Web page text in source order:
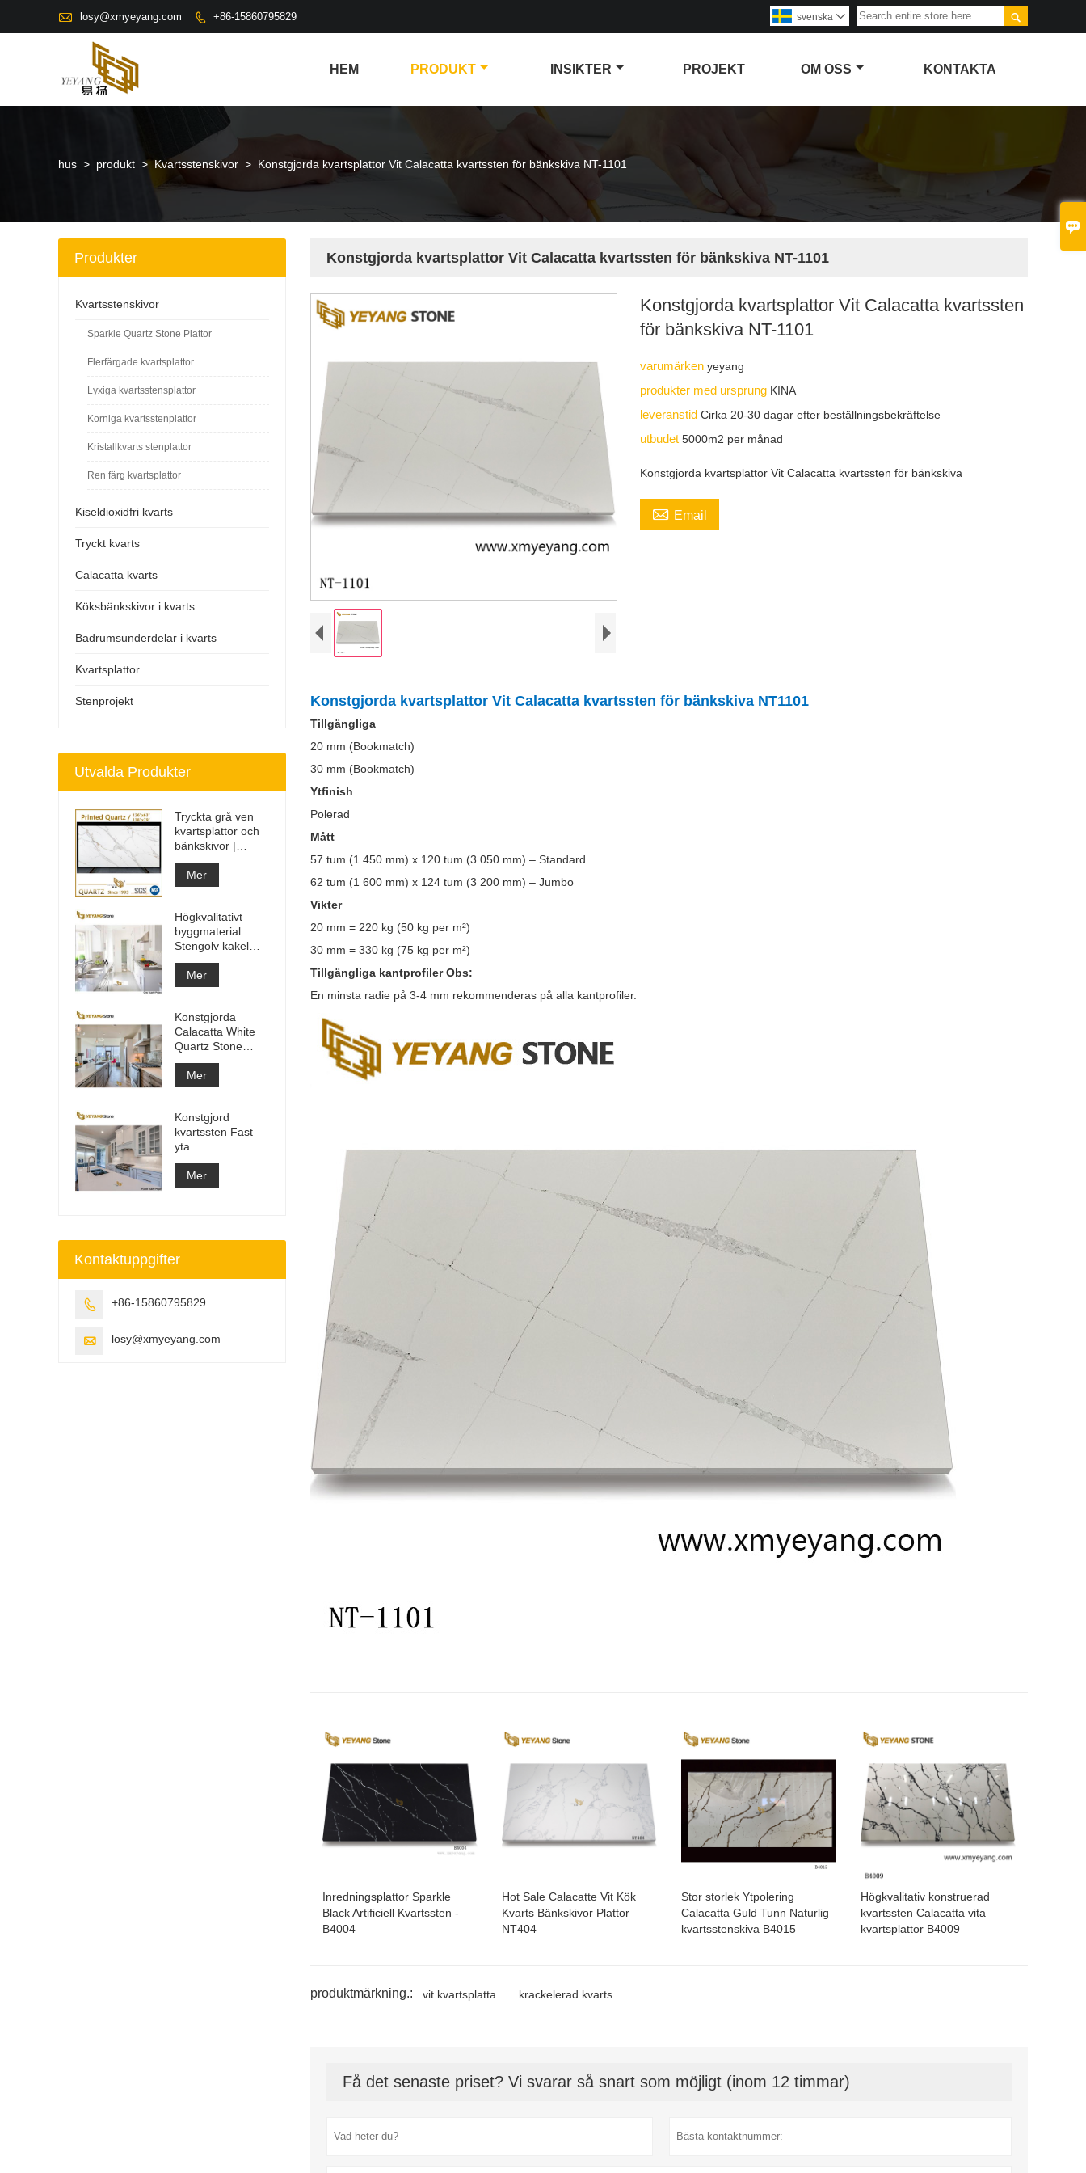

 losy@xmyeyang.com  +86-15860795829 
svenska 
HEM PRODUKT INSIKTER PROJEKT OM OSS KONTAKTA
hus > produkt > Kvartsstenskivor > Konstgjorda kvartsplattor Vit Calacatta kvartssten för bänkskiva NT-1101
Konstgjorda kvartsplattor Vit Calacatta kvartssten för bänkskiva NT-1101
Konstgjorda kvartsplattor Vit Calacatta kvartssten
för bänkskiva NT-1101
varumärkenyeyang
produkter med ursprung KINA
leveranstidCirka 20-30 dagar efter beställningsbekräftelse
utbudet5000m2 per månad
Konstgjorda kvartsplattor Vit Calacatta kvartssten för bänkskiva
 Email
Konstgjorda kvartsplattor Vit Calacatta kvartssten för bänkskiva NT1101
Tillgängliga
20 mm (Bookmatch)
30 mm (Bookmatch)
Ytfinish
Polerad
Mått
57 tum (1 450 mm) x 120 tum (3 050 mm) – Standard
62 tum (1 600 mm) x 124 tum (3 200 mm) – Jumbo
Vikter
20 mm = 220 kg (50 kg per m²)
30 mm = 330 kg (75 kg per m²)
Tillgängliga kantprofiler Obs:
En minsta radie på 3-4 mm rekommenderas på alla kantprofiler.
Inredningsplattor Sparkle
Black Artificiell Kvartssten -
B4004
Hot Sale Calacatte Vit Kök
Kvarts Bänkskivor Plattor
NT404
Stor storlek Ytpolering
Calacatta Guld Tunn Naturlig
kvartsstenskiva B4015
Högkvalitativ konstruerad
kvartssten Calacatta vita
kvartsplattor B4009
produktmärkning.: vit kvartsplatta krackelerad kvarts
Få det senaste priset? Vi svarar så snart som möjligt (inom 12 timmar)
Produkter
Kvartsstenskivor
Sparkle Quartz Stone Plattor
Flerfärgade kvartsplattor
Lyxiga kvartsstensplattor
Korniga kvartsstenplattor
Kristallkvarts stenplattor
Ren färg kvartsplattor
Kiseldioxidfri kvarts
Tryckt kvarts
Calacatta kvarts
Köksbänkskivor i kvarts
Badrumsunderdelar i kvarts
Kvartsplattor
Stenprojekt
Utvalda Produkter
Tryckta grå ven
kvartsplattor och
bänkskivor |
Helkroppstryckt
kvarts PQ005
Mer
Högkvalitativt
byggmaterial
Stengolv kakel
ljusgrå projekt
Mer
Konstgjorda
Calacatta White
Quartz Stone
Bänkskiva &
Vanity Top & Work
Top Slab
Mer
Konstgjord
kvartssten Fast
yta
Byggmaterialleverantör
Mer
Kontaktuppgifter
 +86-15860795829
 losy@xmyeyang.com